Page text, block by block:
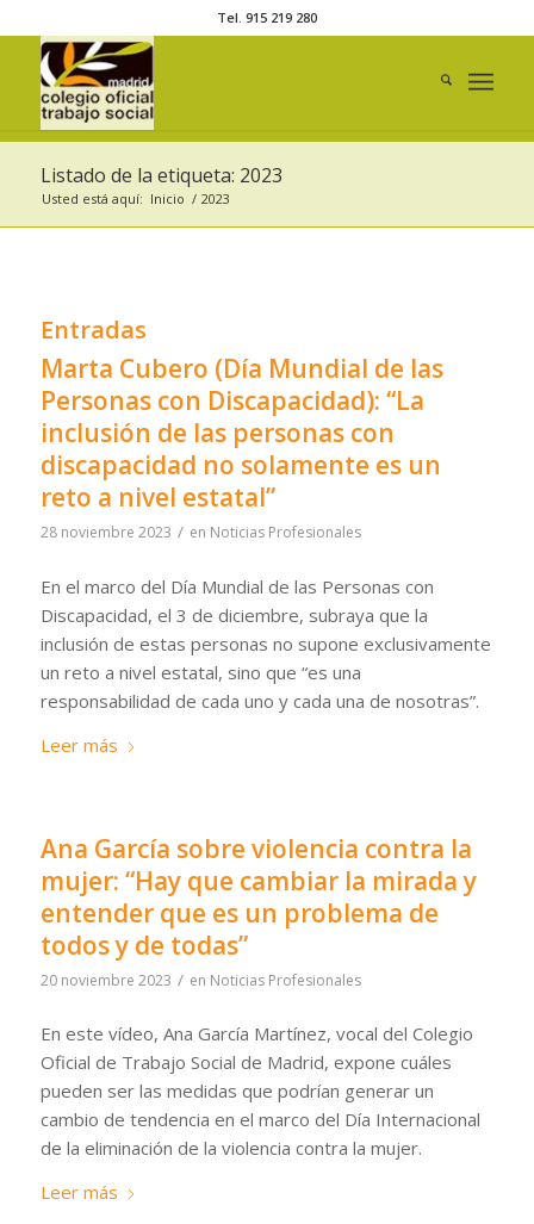
Tel. 915 219 280
Listado de la etiqueta: 2023
Usted está aquí: Inicio / 2023
Entradas
Marta Cubero (Día Mundial de las
Personas con Discapacidad): “La
inclusión de las personas con
discapacidad no solamente es un
reto a nivel estatal”
28 noviembre 2023 / en Noticias Profesionales
En el marco del Día Mundial de las Personas con
Discapacidad, el 3 de diciembre, subraya que la
inclusión de estas personas no supone exclusivamente
un reto a nivel estatal, sino que “es una
responsabilidad de cada uno y cada una de nosotras”.
Leer más
Ana García sobre violencia contra la
mujer: “Hay que cambiar la mirada y
entender que es un problema de
todos y de todas”
20 noviembre 2023 / en Noticias Profesionales
En este vídeo, Ana García Martínez, vocal del Colegio
Oficial de Trabajo Social de Madrid, expone cuáles
pueden ser las medidas que podrían generar un
cambio de tendencia en el marco del Día Internacional
de la eliminación de la violencia contra la mujer.
Leer más